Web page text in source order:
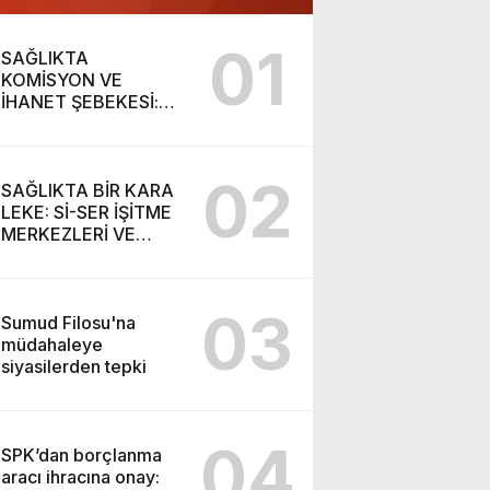
SAĞLIKTA
KOMİSYON VE
İHANET ŞEBEKESİ:
VURGUNU!
01
SAĞLIKTA BİR KARA
LEKE: Sİ-SER İŞİTME
MERKEZLERİ VE
02
Sumud Filosu'na
müdahaleye
siyasilerden tepki
03
SPK’dan borçlanma
aracı ihracına onay: